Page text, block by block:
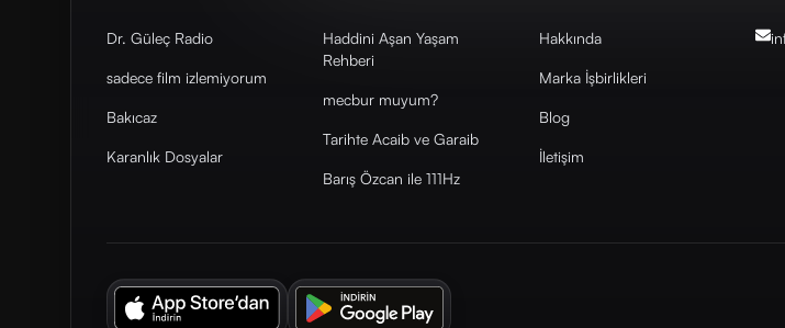
Dr. Güleç Radio
sadece film izlemiyorum
Bakıcaz
Karanlık Dosyalar
Haddini Aşan Yaşam
Rehberi
mecbur muyum?
Tarihte Acaib ve Garaib
Barış Özcan ile 111Hz
Hakkında
Marka İşbirlikleri
Blog
İletişim